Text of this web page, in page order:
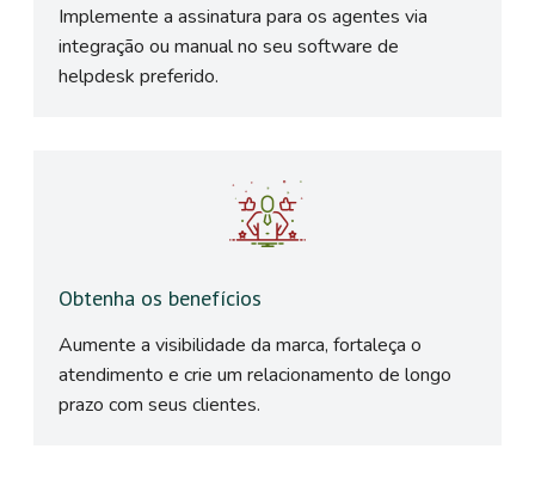
Implemente a assinatura para os agentes via
integração ou manual no seu software de
helpdesk preferido.
Obtenha os benefícios
Aumente a visibilidade da marca, fortaleça o
atendimento e crie um relacionamento de longo
prazo com seus clientes.